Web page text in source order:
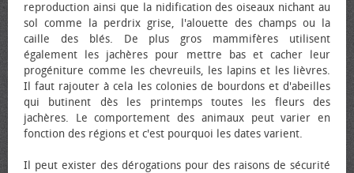
reproduction ainsi que la nidification des oiseaux nichant au
sol comme la perdrix grise, l'alouette des champs ou la
caille des blés. De plus gros mammifères utilisent
également les jachères pour mettre bas et cacher leur
progéniture comme les chevreuils, les lapins et les lièvres.
Il faut rajouter à cela les colonies de bourdons et d'abeilles
qui butinent dès les printemps toutes les fleurs des
jachères. Le comportement des animaux peut varier en
fonction des régions et c'est pourquoi les dates varient.
Il peut exister des dérogations pour des raisons de sécurité